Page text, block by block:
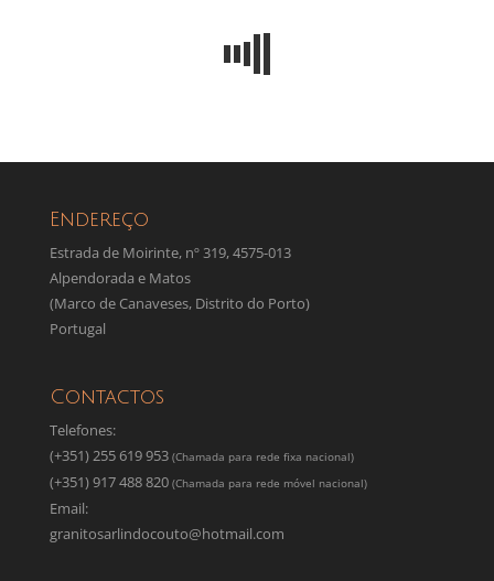
Endereço
Estrada de Moirinte, nº 319, 4575-013
Alpendorada e Matos
(Marco de Canaveses, Distrito do Porto)
Portugal
Contactos
Telefones:
(+351) 255 619 953 (Chamada para rede fixa nacional)
(+351) 917 488 820 (Chamada para rede móvel nacional)
Email:
granitosarlindocouto@hotmail.com